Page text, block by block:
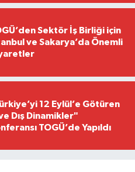
Sektör İş Birliği için
ve Sakarya’da Önemli
12 Eylül’e Götüren
ve Dış Dinamikler"
TOGÜ’de Yapıldı